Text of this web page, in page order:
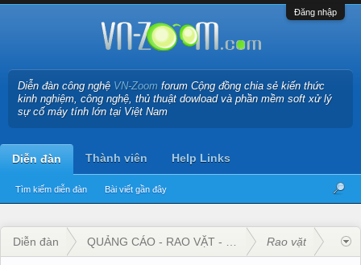
Đăng nhập
Diễn đàn công nghệ VN-Zoom forum Cộng đồng chia sẻ kiến thức
kinh nghiệm, công nghệ, thủ thuật dowload và phần mềm soft xử lý
sự cố máy tính lớn tại Việt Nam
Diễn đàn
Tìm kiếm diễn đàn Bài viết gần đây
Thành viên Help Links
Diễn đàn QUẢNG CÁO - RAO VẶT - KINH DOANH
Rao vặt